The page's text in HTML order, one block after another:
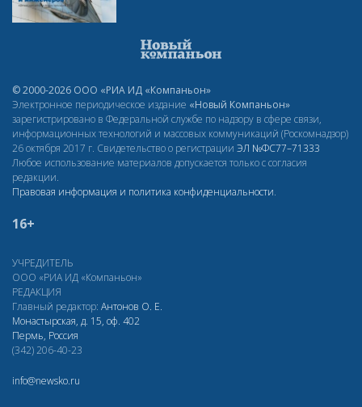
© 2000-2026 ООО «РИА ИД «Компаньон»
Электронное периодическое издание «Новый Компаньон»
зарегистрировано в Федеральной службе по надзору в сфере связи,
информационных технологий и массовых коммуникаций (Роскомнадзор)
26 октября 2017 г. Свидетельство о регистрации ЭЛ №ФС77–71333
Любое использование материалов допускается только с согласия
редакции.
Правовая информация и политика конфиденциальности.
16+
УЧРЕДИТЕЛЬ
ООО «РИА ИД «Компаньон»
РЕДАКЦИЯ
Главный редактор: Антонов О. Е.
Монастырская, д. 15, оф. 402
Пермь, Россия
(342) 206-40-23
info@newsko.ru